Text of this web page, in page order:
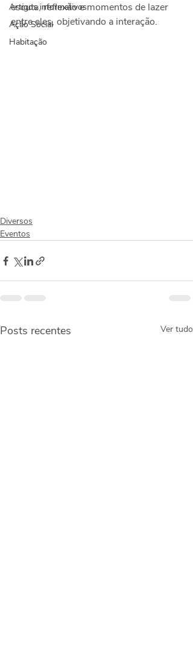
Artigos informativos
Ação Social
Habitação
escuta, reflexão e momentos de lazer
entre eles, objetivando a interação.
Diversos
Eventos
Posts recentes Ver tudo